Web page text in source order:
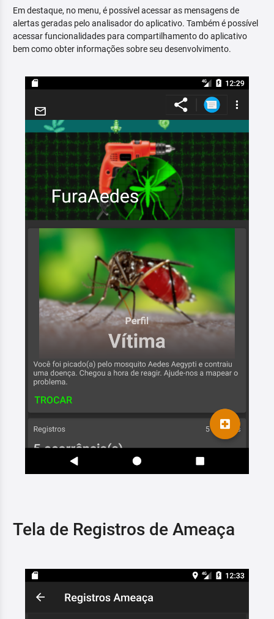
Em destaque, no menu, é possível acessar as mensagens de
alertas geradas pelo analisador do aplicativo. Também é possível
acessar funcionalidades para compartilhamento do aplicativo
bem como obter informações sobre seu desenvolvimento.
Tela de Registros de Ameaça